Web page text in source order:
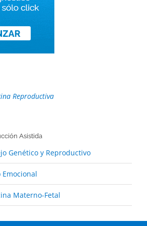
Reproductiva
Asistida
Genético y Reproductivo
Materno-Fetal